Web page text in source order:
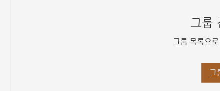
그룹
그룹 목록으
그